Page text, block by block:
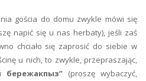
gościa do domu zwykle mówi się
napić się u nas herbaty), jeśli zaś
chciało się zaprosić do siebie w
u nich, to zwykle, przepraszając,
бережакпыз”(proszę wybaczyć,